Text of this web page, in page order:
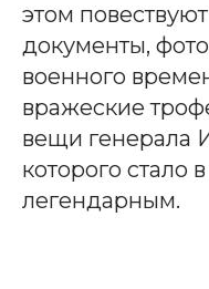
этом
документы,
военного
вражеские
вещи генерала
которого стало
легендарным.